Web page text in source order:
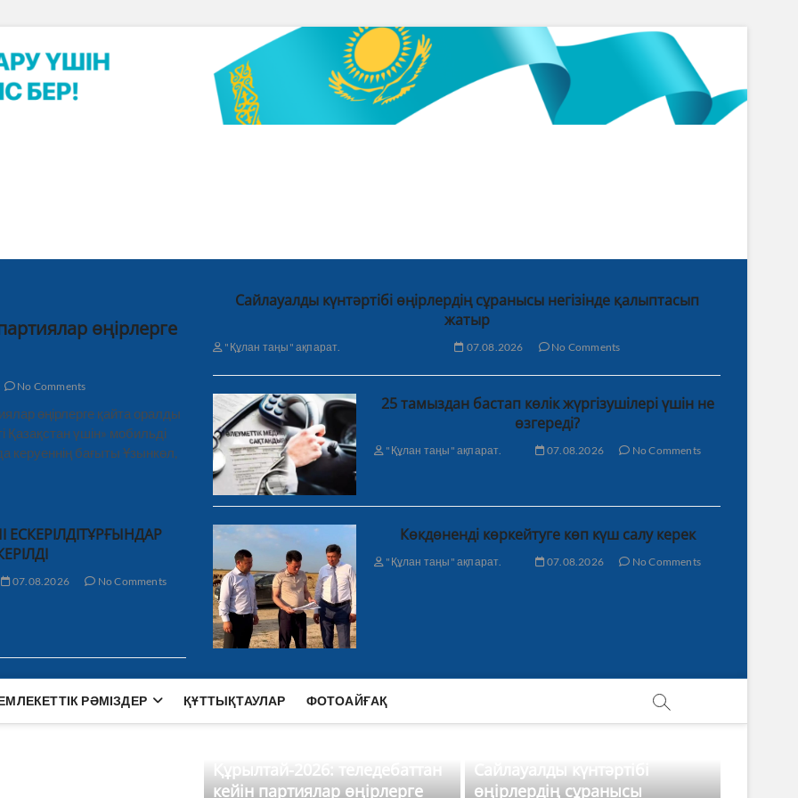
өңірлерге
No Comments
өңірлерге қайта оралды
Қазақстан үшін» мобильді
керуеннің бағыты Ұзынкөл,
Сайлауалды күнтәртібі өңірлердің сұранысы негізінде қалыптасып
жатыр
"Құлан таңы" ақпарат. 07.08.2026 No Comments
25 тамыздан бастап көлік жүргізушілері үшін не
өзгереді?
"Құлан таңы" ақпарат. 07.08.2026 No Comments
ЕСКЕРІЛДІТҰРҒЫНДАР
07.08.2026 No Comments
Көкдөненді көркейтуге көп күш салу керек
"Құлан таңы" ақпарат. 07.08.2026 No Comments
РӘМІЗДЕР ҚҰТТЫҚТАУЛАР ФОТОАЙҒАҚ
Құрылтай-2026: теледебаттан
кейін партиялар өңірлерге
Сайлауалды күнтәртібі
өңірлердің сұранысы